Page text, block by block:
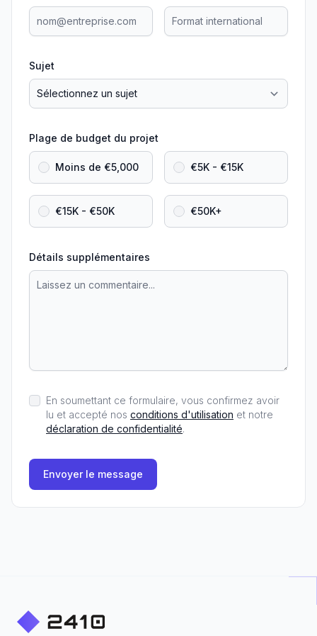
Sujet
Plage de budget du projet
Moins de €5,000 €5K - €15K
€15K - €50K €50K+
Détails supplémentaires
En soumettant ce formulaire, vous confirmez avoir
lu et accepté nos conditions d'utilisation et notre
déclaration de confidentialité.
Envoyer le message